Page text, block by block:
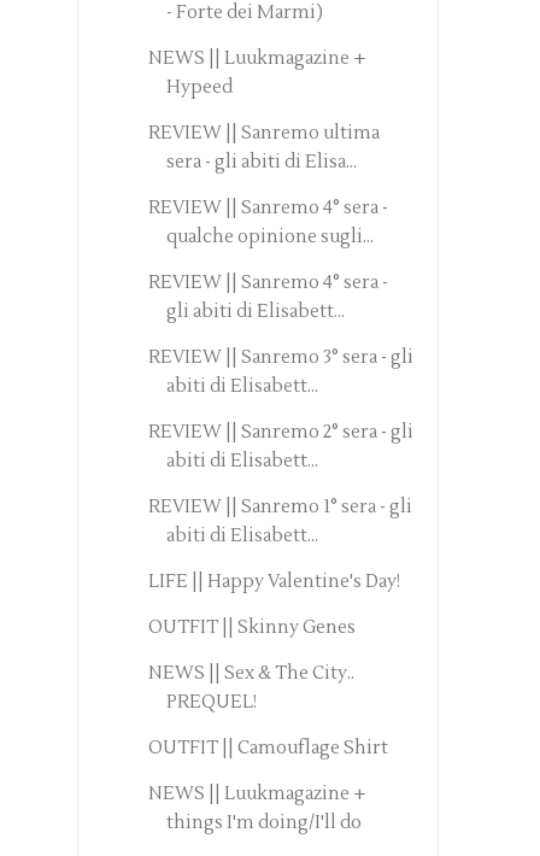
- Forte dei Marmi)
NEWS || Luukmagazine +
Hypeed
REVIEW || Sanremo ultima
sera - gli abiti di Elisa...
REVIEW || Sanremo 4° sera -
qualche opinione sugli...
REVIEW || Sanremo 4° sera -
gli abiti di Elisabett...
REVIEW || Sanremo 3° sera - gli
abiti di Elisabett...
REVIEW || Sanremo 2° sera - gli
abiti di Elisabett...
REVIEW || Sanremo 1° sera - gli
abiti di Elisabett...
LIFE || Happy Valentine's Day!
OUTFIT || Skinny Genes
NEWS || Sex & The City..
PREQUEL!
OUTFIT || Camouflage Shirt
NEWS || Luukmagazine +
things I'm doing/I'll do